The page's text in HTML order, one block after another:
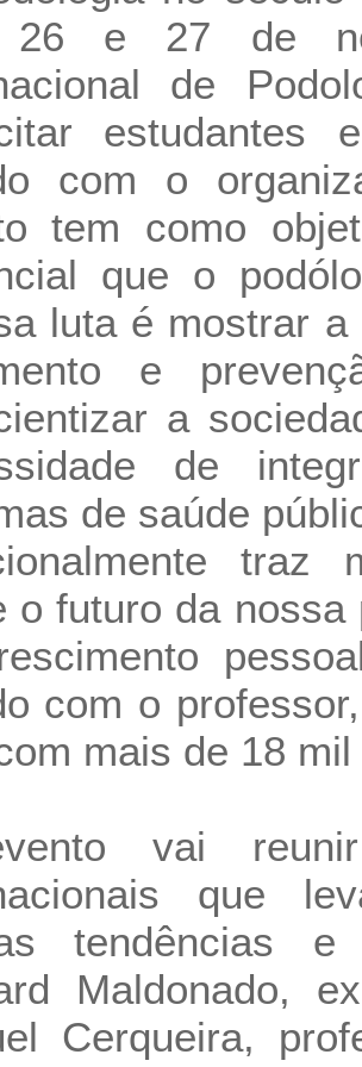
26 e 27 de
de
estudantes
com o
tem como
que o
luta é mostrar
e
a
de
de saúde
traz
o futuro da
com o
mais de 18
vai
que
tendências e
Maldonado,
Cerqueira,